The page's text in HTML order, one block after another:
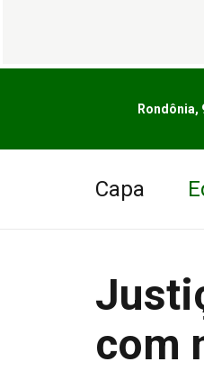
Rondônia,
Capa
com